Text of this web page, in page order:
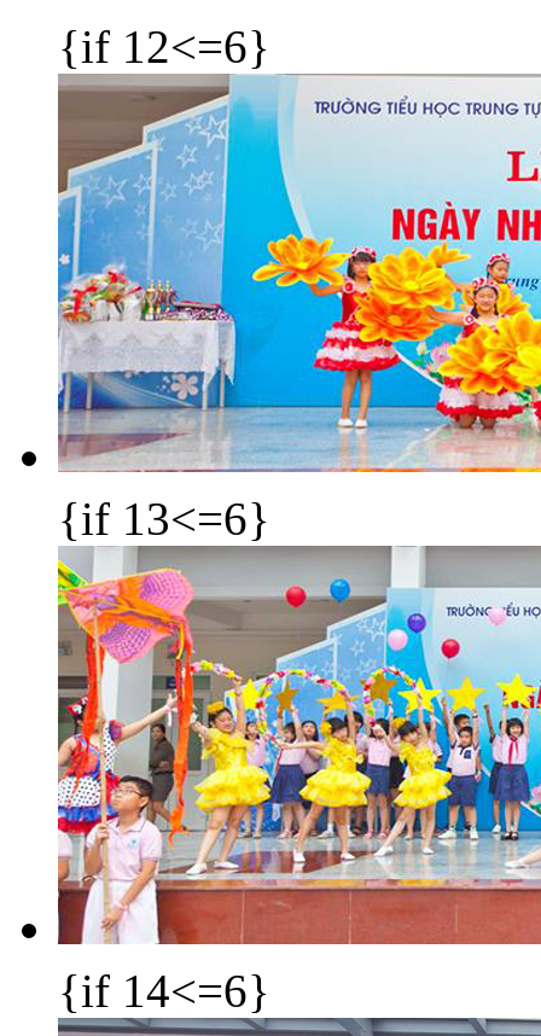
{if 12<=6}
{if 13<=6}
{if 14<=6}